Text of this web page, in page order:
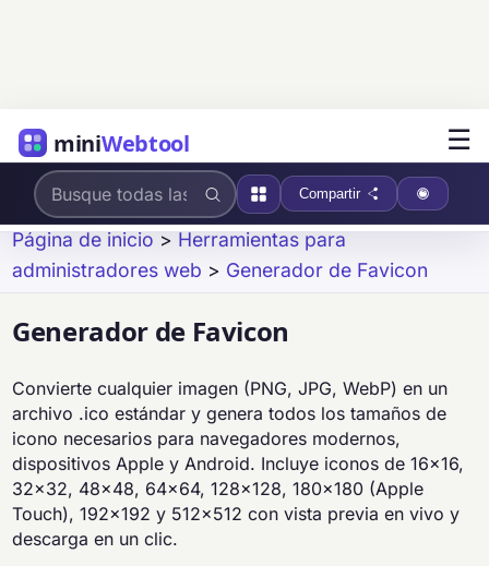
miniWebtool ☰
Compartir
Página de inicio > Herramientas para
administradores web > Generador de Favicon
Generador de Favicon
Convierte cualquier imagen (PNG, JPG, WebP) en un
archivo .ico estándar y genera todos los tamaños de
icono necesarios para navegadores modernos,
dispositivos Apple y Android. Incluye iconos de 16x16,
32x32, 48x48, 64x64, 128x128, 180x180 (Apple
Touch), 192x192 y 512x512 con vista previa en vivo y
descarga en un clic.